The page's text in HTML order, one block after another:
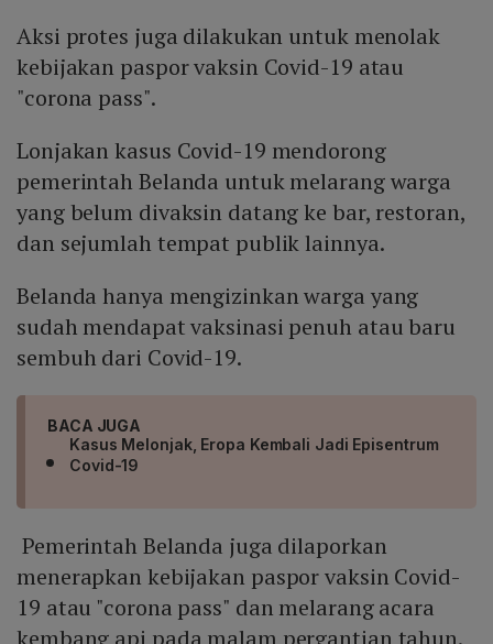
Aksi protes juga dilakukan untuk menolak
kebijakan paspor vaksin Covid-19 atau
"corona pass".
Lonjakan kasus Covid-19 mendorong
pemerintah Belanda untuk melarang warga
yang belum divaksin datang ke bar, restoran,
dan sejumlah tempat publik lainnya.
Belanda hanya mengizinkan warga yang
sudah mendapat vaksinasi penuh atau baru
sembuh dari Covid-19.
BACA JUGA
Kasus Melonjak, Eropa Kembali Jadi Episentrum
Covid-19
Pemerintah Belanda juga dilaporkan
menerapkan kebijakan paspor vaksin Covid-
19 atau "corona pass" dan melarang acara